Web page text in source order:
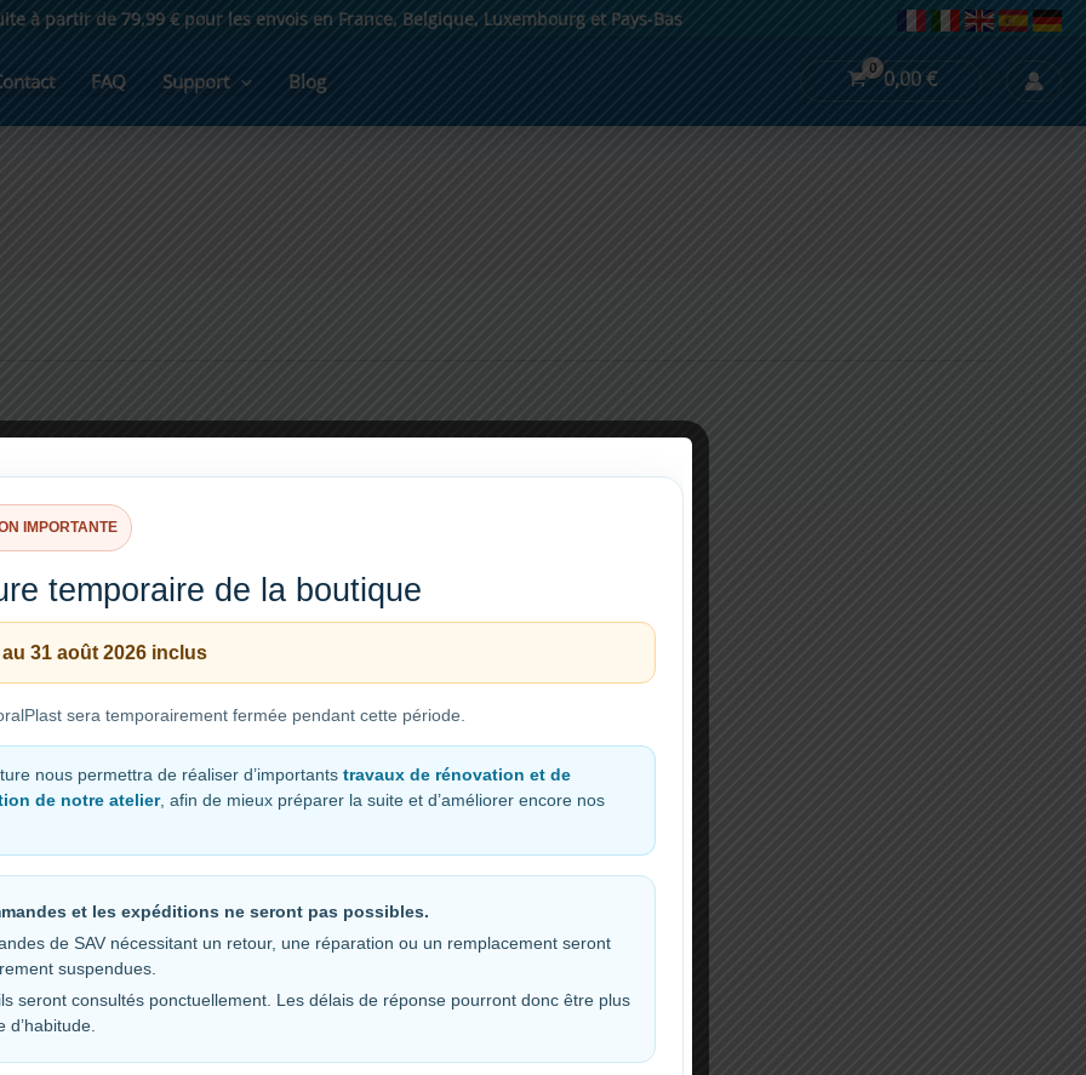
à partir de 79,99 € pour les envois en France, Belgique, Luxembourg et Pays-Bas
FAQ Support Blog 0,00€
Traitement
probiotique de
nécroses
coralliennes
Une cause très fréquente de la perte
de coraux en aquarium résulte de
est d’autant plus étudié depuis que la
maladie de la perte de tissu corallien
(SCTLD) s’est propagée dans les récifs
coralliens de la Floride et des grandes
Caraïbes. Une approche récente pour
contrecarrer son développement
consiste à exploiter […]
IMPORTANTE
temporaire de la boutique
31 août 2026 inclus
sera temporairement fermée pendant cette période.
nous permettra de réaliser d’importants travaux de rénovation et de
de notre atelier, afin de mieux préparer la suite et d’améliorer encore nos
et les expéditions ne seront pas possibles.
de SAV nécessitant un retour, une réparation ou un remplacement seront
suspendues.
seront consultés ponctuellement. Les délais de réponse pourront donc être plus
d’habitude.